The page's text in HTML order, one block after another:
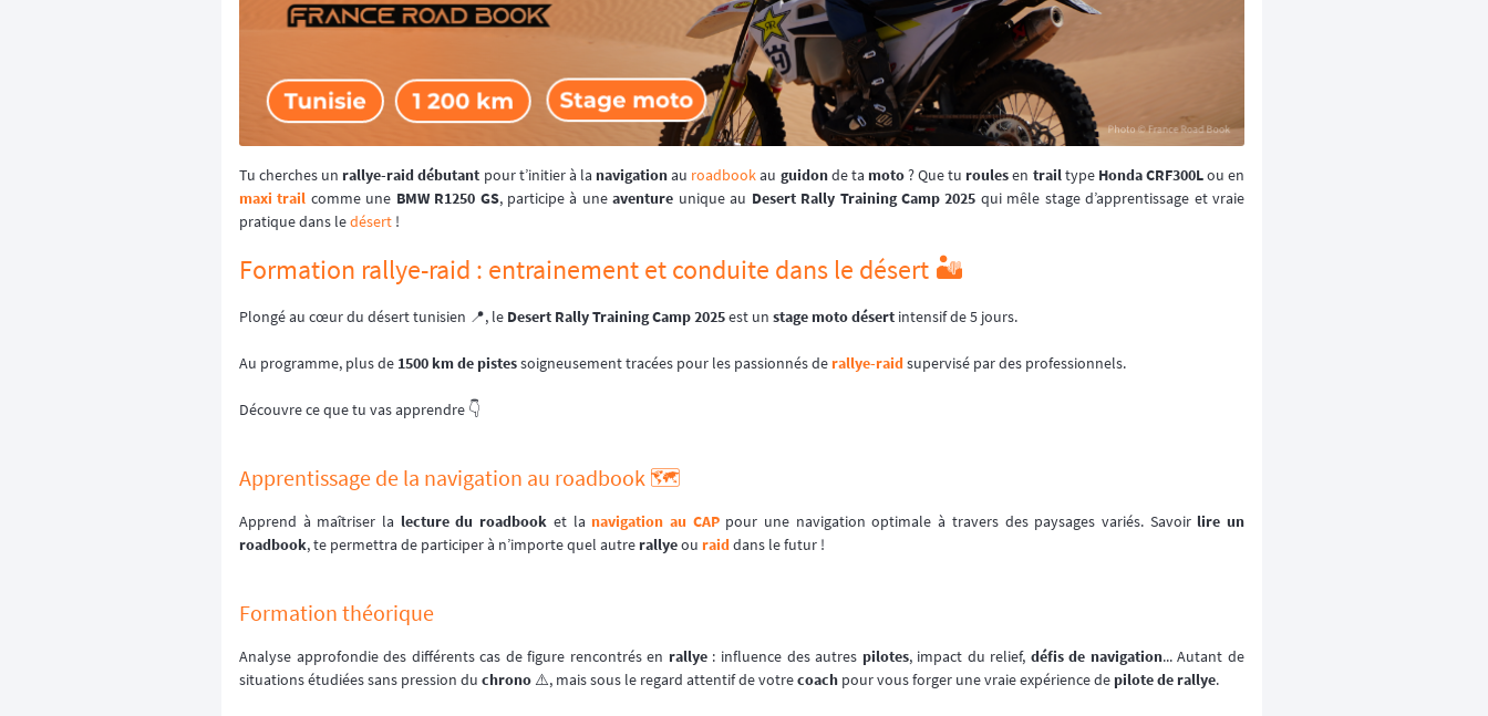
Tu cherches un rallye-raid débutant pour t’initier à la navigationau roadbookau guidonde ta moto? Que tu roulesen trail type Honda CRF300Lou en
maxi trail comme une BMW R1250 GS, participe à uneaventure unique au Desert Rally Training Camp 2025 qui mêle stage d’apprentissage et vraie
pratique dans ledésert !
Formation rallye-raid : entrainement et conduite dans le désert 🏜️
Plongé au cœur du désert tunisien 📍, le Desert Rally Training Camp 2025est un stage moto désert intensif de 5 jours.
Au programme, plus de 1500 km de pistessoigneusement tracées pour les passionnés de rallye-raidsupervisé par des professionnels.
Découvre ce que tu vas apprendre 👇
Apprentissage de la navigation au roadbook 🗺️
Apprend à maîtriser la lecture du roadbook et la navigation au CAPpour une navigation optimale à travers des paysages variés. Savoir lire un
roadbook, te permettra de participer à n’importe quel autre rallyeou raiddans le futur !
Formation théorique
Analyse approfondie des différents cas de figure rencontrés en rallye: influence des autres pilotes, impact du relief, défis de navigation... Autant de
situations étudiées sans pression du chrono ⚠️, mais sous le regard attentif de votrecoach pour vous forger une vraie expérience de pilote de rallye.